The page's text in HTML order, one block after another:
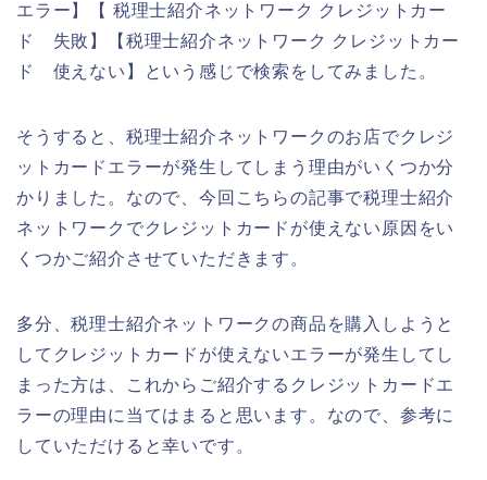
エラー】【 税理士紹介ネットワーク クレジットカー
ド 失敗】【税理士紹介ネットワーク クレジットカー
ド 使えない】という感じで検索をしてみました。
そうすると、税理士紹介ネットワークのお店でクレジ
ットカードエラーが発生してしまう理由がいくつか分
かりました。なので、今回こちらの記事で税理士紹介
ネットワークでクレジットカードが使えない原因をい
くつかご紹介させていただきます。
多分、税理士紹介ネットワークの商品を購入しようと
してクレジットカードが使えないエラーが発生してし
まった方は、これからご紹介するクレジットカードエ
ラーの理由に当てはまると思います。なので、参考に
していただけると幸いです。